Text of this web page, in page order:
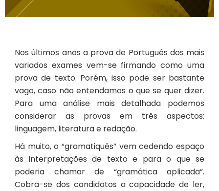
Nos últimos anos a prova de Português dos mais
variados exames vem-se firmando como uma
prova de texto. Porém, isso pode ser bastante
vago, caso não entendamos o que se quer dizer.
Para uma análise mais detalhada podemos
considerar as provas em três aspectos:
linguagem, literatura e redação.
Há muito, o “gramatiquês” vem cedendo espaço
às interpretações de texto e para o que se
poderia chamar de “gramática aplicada”.
Cobra-se dos candidatos a capacidade de ler,